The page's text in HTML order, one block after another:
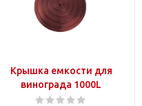
Крышка емкости для
винограда 1000L